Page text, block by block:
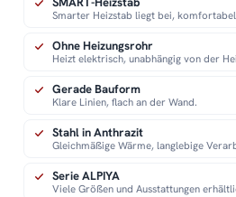
Smarter Heizstab liegt bei,
Ohne Heizungsrohr
Heizt elektrisch, unabhängig von der
Gerade Bauform
Klare Linien, flach an der Wand.
Stahl in Anthrazit
Gleichmäßige Wärme, langlebige
Serie ALPIYA
Viele Größen und Ausstattungen